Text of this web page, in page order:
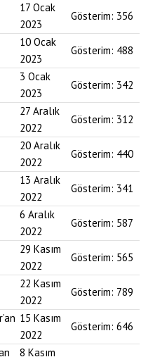
17 Ocak
2023
Gösterim: 356
10 Ocak
2023
Gösterim: 488
3 Ocak
2023
Gösterim: 342
27 Aralık
2022
Gösterim: 312
20 Aralık
2022
Gösterim: 440
13 Aralık
2022
Gösterim: 341
6 Aralık
2022
Gösterim: 587
29 Kasım
2022
Gösterim: 565
22 Kasım
2022
Gösterim: 789
15 Kasım
2022
Gösterim: 646
8 Kasım